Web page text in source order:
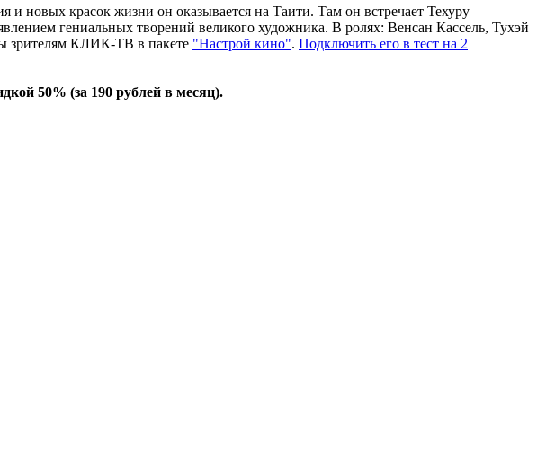
и новых красок жизни он оказывается на Таити. Там он встречает Техуру —
гениальных творений великого художника. В ролях: Венсан Кассель, Тухэй
зрителям КЛИК-ТВ в пакете "Настрой кино". Подключить его в тест на 2
50% (за 190 рублей в месяц).